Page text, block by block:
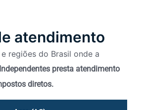
atendimento
regiões do Brasil onde a
presta atendimento
diretos.